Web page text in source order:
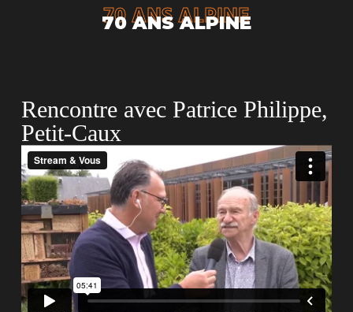
70 ANS ALPINE
70 ANS ALPINE
Rencontre avec Patrice Philippe,
Petit-Caux